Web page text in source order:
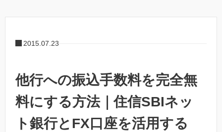
2015.07.23
他行への振込手数料を完全無
料にする方法｜住信SBIネッ
ト銀行とFX口座を活用する